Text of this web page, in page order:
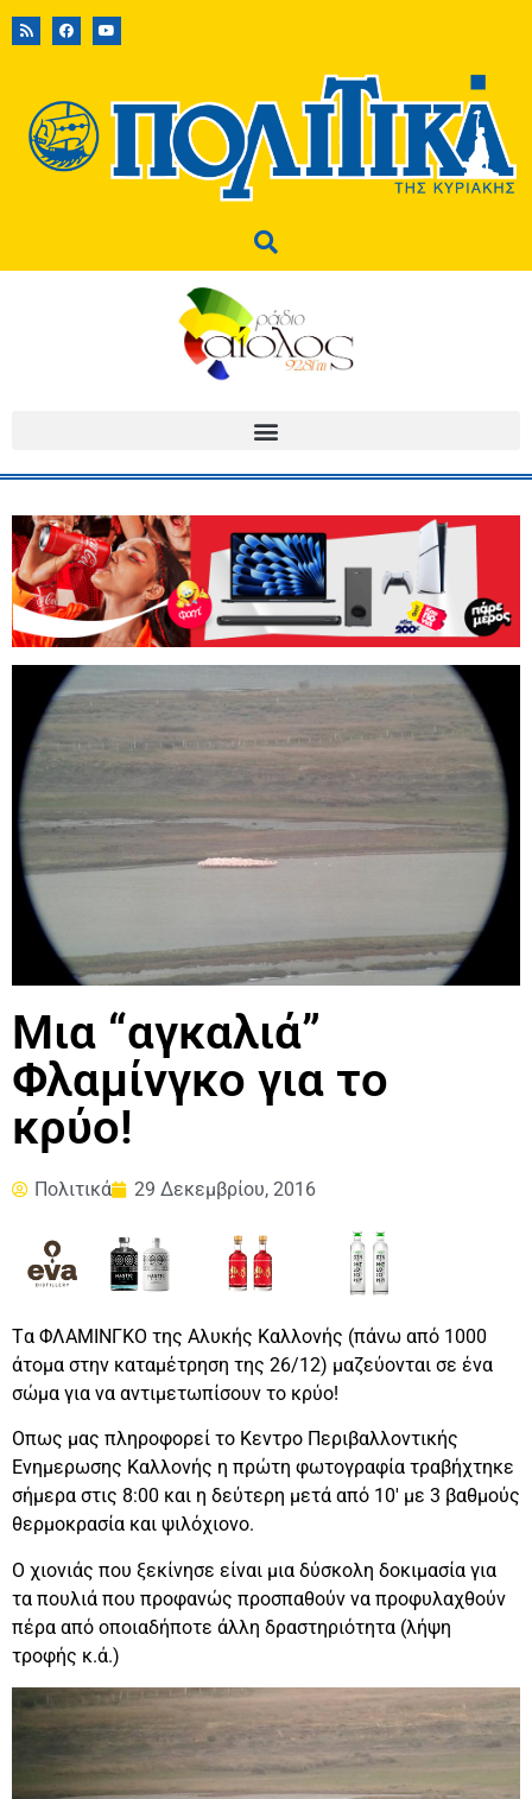
Μια “αγκαλιά”
Φλαμίνγκο για το
κρύο!
Πολιτικά 29 Δεκεμβρίου, 2016
Tα ΦΛΑΜΙΝΓΚΟ της Αλυκής Καλλονής (πάνω από 1000
άτομα στην καταμέτρηση της 26/12) μαζεύονται σε ένα
σώμα για να αντιμετωπίσουν το κρύο!
Οπως μας πληροφορεί το Κεντρο Περιβαλλοντικής
Ενημερωσης Καλλονής η πρώτη φωτογραφία τραβήχτηκε
σήμερα στις 8:00 και η δεύτερη μετά από 10′ με 3 βαθμούς
θερμοκρασία και ψιλόχιονο.
Ο χιονιάς που ξεκίνησε είναι μια δύσκολη δοκιμασία για
τα πουλιά που προφανώς προσπαθούν να προφυλαχθούν
πέρα από οποιαδήποτε άλλη δραστηριότητα (λήψη
τροφής κ.ά.)